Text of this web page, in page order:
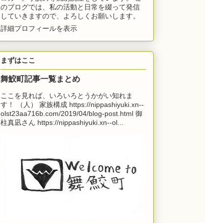
のブログでは、私の活動と日常を綴って発信
していきますので、よろしくお願いします。
詳細プロフィールを表示
まずはここ
舞鮫町記事一覧まとめ
ここを見れば、いろいろとうかがい知れま
す！ （人） 家族構成 https://nippashiyuki.xn--
olst23aa716b.com/2019/04/blog-post.html 御
柱真凪さん https://nippashiyuki.xn--ol...